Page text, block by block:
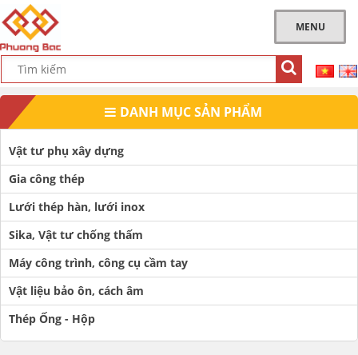
MENU
DANH MỤC SẢN PHẨM
Vật tư phụ xây dựng
Gia công thép
Lưới thép hàn, lưới inox
Sika, Vật tư chống thấm
Máy công trình, công cụ cầm tay
Vật liệu bảo ôn, cách âm
Thép Ống - Hộp